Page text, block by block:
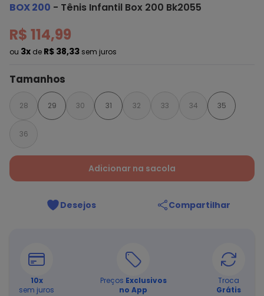
BOX 200 - Tênis Infantil Box 200 Bk2055
R$ 114,99
ou 3x de R$ 38,33 sem juros
Tamanhos
28 29 30 31 32 33 34 35
36
Adicionar na sacola
Desejos Compartilhar
10x
sem juros
Preços Exclusivos
no App
Troca
Grátis